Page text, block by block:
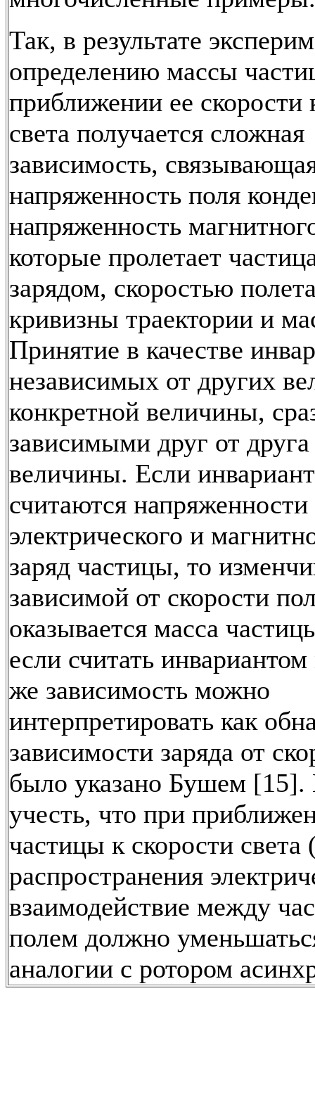
Так, в результате
определению массы
приближении ее скорости
света получается сложная
зависимость,
напряженность поля
напряженность
которые пролетает
зарядом, скоростью
кривизны траектории и
Принятие в качестве
независимых от других
конкретной величины,
зависимыми друг от друга
величины. Если
считаются напряженности
электрического и
заряд частицы, то
зависимой от скорости
оказывается масса
если считать инвариантом
же зависимость можно
интерпретировать как
зависимости заряда от
было указано Бушем [15].
учесть, что при
частицы к скорости света
распространения
взаимодействие между
полем должно
аналогии с ротором